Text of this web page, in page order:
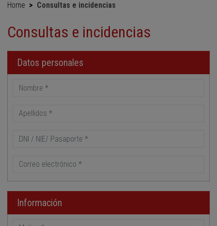
Home Consultas e incidencias
Consultas e incidencias
Datos personales
Información